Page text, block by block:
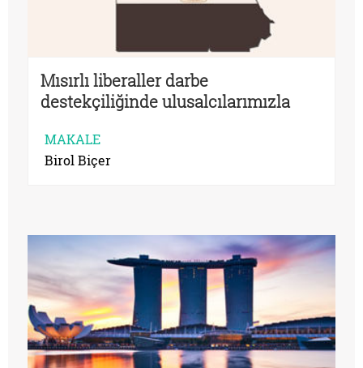
Mısırlı liberaller darbe
destekçiliğinde ulusalcılarımızla
MAKALE
Birol Biçer